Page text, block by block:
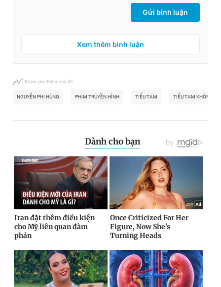
Gửi bình luận
Xem thêm bình luận
Khám phá thêm chủ đề
NGUYỄN PHI HÙNG PHIM TRUYỀN HÌNH TIỂU TAM TIỂU TAM KHÔNG